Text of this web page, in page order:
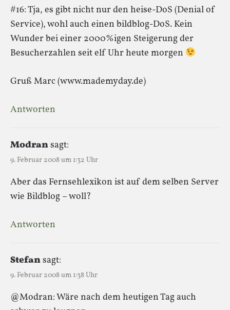
#16: Tja, es gibt nicht nur den heise-DoS (Denial of
Service), wohl auch einen bildblog-DoS. Kein
Wunder bei einer 2000%igen Steigerung der
Besucherzahlen seit elf Uhr heute morgen
Gruß Marc (www.mademyday.de)
Antworten
Modransagt:
9. Februar 2008 um 1:32 Uhr
Aber das Fernsehlexikon ist auf dem selben Server
wie Bildblog – woll?
Antworten
Stefansagt:
9. Februar 2008 um 1:38 Uhr
@Modran: Wäre nach dem heutigen Tag auch